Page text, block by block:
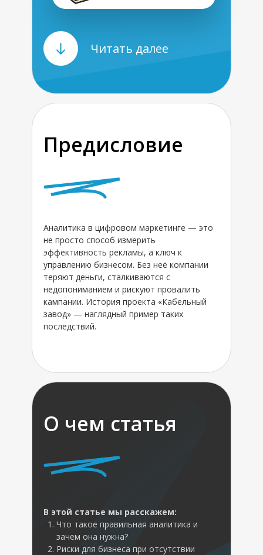
Читать далее
Предисловие
Аналитика в цифровом маркетинге — это
не просто способ измерить
эффективность рекламы, а ключ к
управлению бизнесом. Без неё компании
теряют деньги, сталкиваются с
недопониманием и рискуют провалить
кампании. История проекта «Кабельный
завод» — наглядный пример таких
последствий.
О чем статья
В этой статье мы расскажем:
Что такое правильная аналитика и
зачем она нужна?
Риски для бизнеса при отсутствии